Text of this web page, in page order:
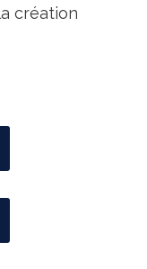
création